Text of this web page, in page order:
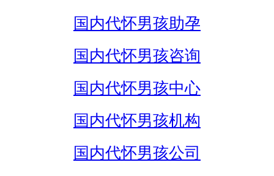
国内代怀男孩助孕
国内代怀男孩咨询
国内代怀男孩中心
国内代怀男孩机构
国内代怀男孩公司